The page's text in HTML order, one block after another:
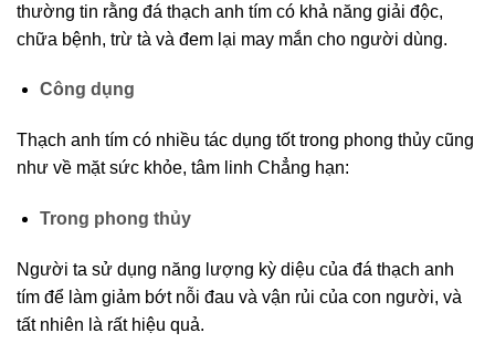
thường tin rằng đá thạch anh tím có khả năng giải độc,
chữa bệnh, trừ tà và đem lại may mắn cho người dùng.
Công dụng
Thạch anh tím có nhiều tác dụng tốt trong phong thủy cũng
như về mặt sức khỏe, tâm linh Chẳng hạn:
Trong phong thủy
Người ta sử dụng năng lượng kỳ diệu của đá thạch anh
tím để làm giảm bớt nỗi đau và vận rủi của con người, và
tất nhiên là rất hiệu quả.